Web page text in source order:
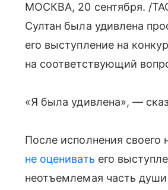
МОСКВА, 20 сентября. /
Султан была удивлена
его выступление на
на соответствующий
«Я была удивлена», —
После исполнения своего
не оценивать его
неотъемлемая часть